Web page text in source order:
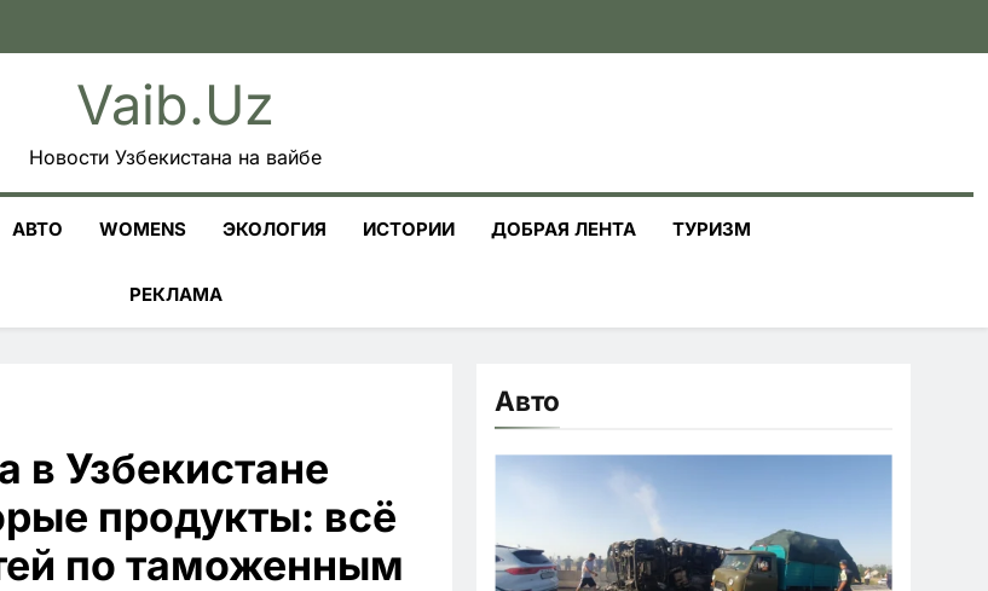
Vaib.uz
Новости Узбекистана на вайбе
АВТО WOMENS ЭКОЛОГИЯ ИСТОРИИ ДОБРАЯ ЛЕНТА ТУРИЗМ
РЕКЛАМА
в Узбекистане
продукты: всё
по таможенным
Авто